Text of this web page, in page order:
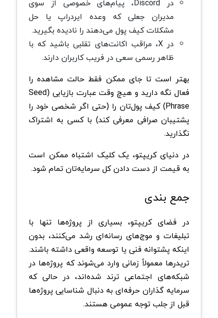
در Discord، پیام‌های خصوصی از سوی
مدیران جعلی که وعده ایردراپ یا حل
مشکلات کیف پول می‌دهند را نادیده بگیرید.
در X، مراقب اکانت‌های تقلبی باشید که با
ظاهر رسمی سعی در فریب کاربران دارند.
بهتر است تا جای ممکن فقط حالت مشاهده را
فعال نگه دارید و هیچ وقت عبارت بازیابی (Seed
Phrase) کیف پول‌تان را (حتی اگر شخصی خود را
پشتیبان صرافی معرفی کند) با کسی به اشتراک
نگذارید.
در دنیای کریپتو، یک کلیک اشتباه ممکن است
به قیمت از دست دادن کل سرمایه‌تان تمام شود.
جمع بندی
در فضای کریپتو، بسیاری از پروژه‌ها تنها با
تبلیغات و موج‌های رسانه‌ای رشد می‌کنند، بدون
اینکه پشتوانه فنی یا توسعه واقعی داشته باشند.
تریدرها معمولاً زمانی وارد می‌شوند که پروژه‌ها در
شبکه‌های اجتماعی ترند شده‌اند، در حالی که
سرمایه‌ گذاران حرفه‌ای به دنبال شناسایی پروژه‌ها
قبل از جلب توجه عمومی هستند.